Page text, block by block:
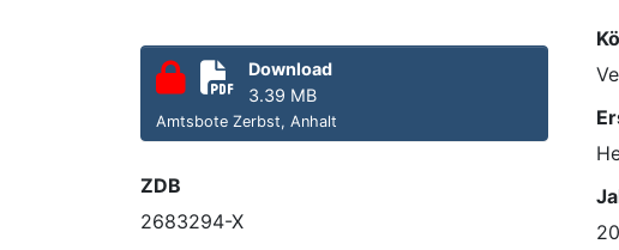
Download
3.39 MB
Amtsbote Zerbst, Anhalt
ZDB
2683294-X